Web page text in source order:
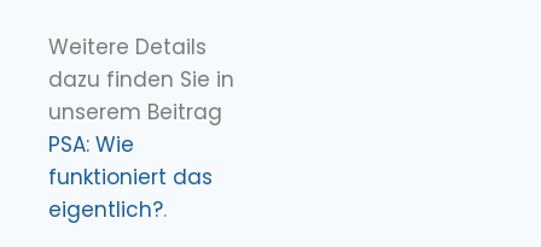
Weitere Details
dazu finden Sie in
unserem Beitrag
PSA: Wie
funktioniert das
eigentlich?.